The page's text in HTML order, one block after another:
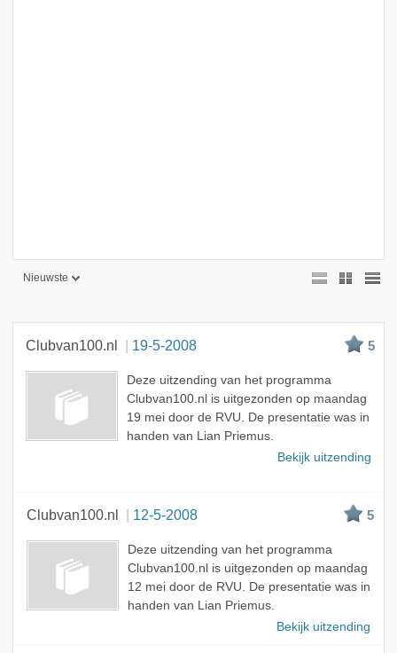
Nieuwste
Clubvan100.nl 19-5-2008 5
Deze uitzending van het programma
Clubvan100.nl is uitgezonden op maandag
19 mei door de RVU. De presentatie was in
handen van Lian Priemus.
Bekijk uitzending
Clubvan100.nl 12-5-2008 5
Deze uitzending van het programma
Clubvan100.nl is uitgezonden op maandag
12 mei door de RVU. De presentatie was in
handen van Lian Priemus.
Bekijk uitzending